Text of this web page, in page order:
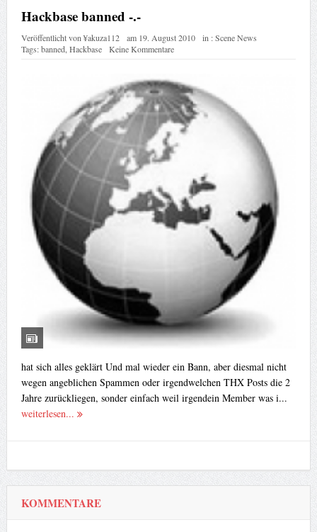
Hackbase banned -.-
Veröffentlicht von¥akuza112 am 19. August 2010 in :Scene News
Tags:banned, Hackbase Keine Kommentare
hat sich alles geklärt Und mal wieder ein Bann, aber diesmal nicht
wegen angeblichen Spammen oder irgendwelchen THX Posts die 2
Jahre zurückliegen, sonder einfach weil irgendein Member was i...
weiterlesen...
KOMMENTARE